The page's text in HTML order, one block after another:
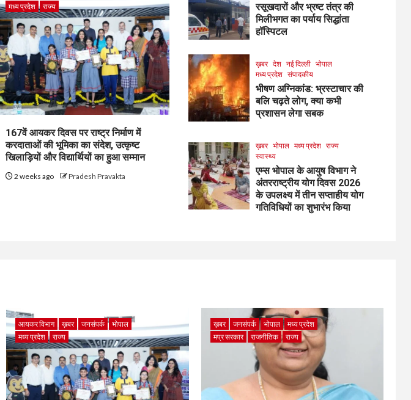
मध्य प्रदेश
राज्य
167वें आयकर दिवस पर राष्ट्र निर्माण में
करदाताओं की भूमिका का संदेश, उत्कृष्ट
खिलाड़ियों और विद्यार्थियों का हुआ सम्मान
2 weeks ago Pradesh Pravakta
रसूखदारों और भ्रष्ट तंत्र की
मिलीभगत का पर्याय सिद्धांता
हॉस्पिटल
ख़बर देश नई दिल्ली भोपाल
मध्य प्रदेश संपादकीय
भीषण अग्निकांड: भ्रस्टाचार की
बलि चढ़ते लोग, क्या कभी
प्रशासन लेगा सबक
ख़बर भोपाल मध्य प्रदेश राज्य
स्वास्थ्य
एम्स भोपाल के आयुष विभाग ने
अंतरराष्ट्रीय योग दिवस 2026
के उपलक्ष्य में तीन सप्ताहीय योग
गतिविधियों का शुभारंभ किया
आयकर विभाग ख़बर जनसंपर्क
भोपाल
मध्य प्रदेश
राज्य
ख़बर जनसंपर्क भोपाल
मध्य प्रदेश
मप्र सरकार
राजनीतिक राज्य